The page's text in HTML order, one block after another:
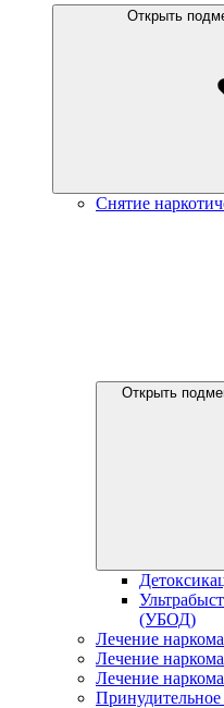
Открыть
Снятие
Открыть
(УБОД)
Лечение
Лечение
Лечение